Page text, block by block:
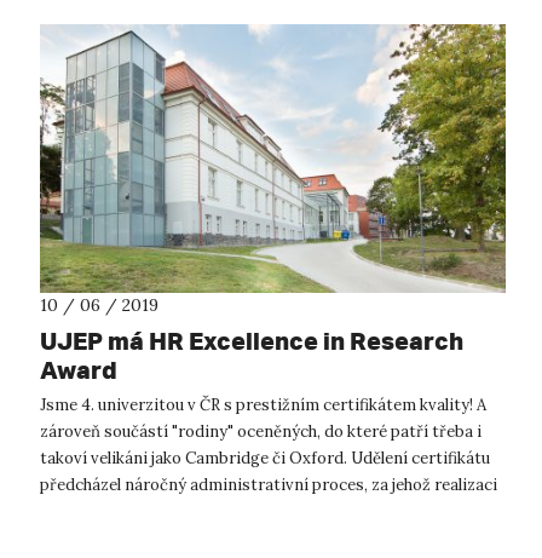
10 / 06 / 2019
UJEP má HR Excellence in Research
Award
Jsme 4. univerzitou v ČR s prestižním certifikátem kvality! A
zároveň součástí "rodiny" oceněných, do které patří třeba i
takoví velikáni jako Cambridge či Oxford. Udělení certifikátu
předcházel náročný administrativní proces, za jehož realizaci